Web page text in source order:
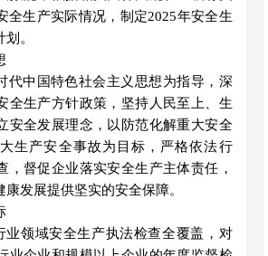
全生产实际情况，制定2025年安全生
。
代中国特色社会主义思想为指导，深
全生产方针政策，坚持人民至上、生
安全发展理念，以防范化解重大安全
生产安全事故为目标，严格依法行
，督促企业落实安全生产主体责任，
发展提供坚实的安全保障。
业领域安全生产执法检查全覆盖，对